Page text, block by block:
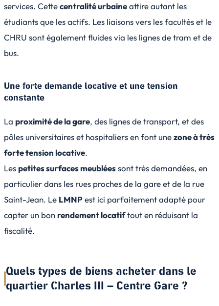
services. Cettecentralité urbaineattire autant les
étudiants que les actifs. Les liaisons vers les facultés et le
CHRU sont également fluides via les lignes de tram et de
bus.
Une forte demande locative et une tension
constante
La proximité de la gare, des lignes de transport, et des
pôles universitaires et hospitaliers en font unezone à très
forte tension locative.
Les petites surfaces meubléessont très demandées, en
particulier dans les rues proches de la gare et de la rue
Saint-Jean. Le LMNPest ici parfaitement adapté pour
capter un bon rendement locatiftout en réduisant la
fiscalité.
Quels types de biens acheter dans le
quartier Charles III – Centre Gare ?